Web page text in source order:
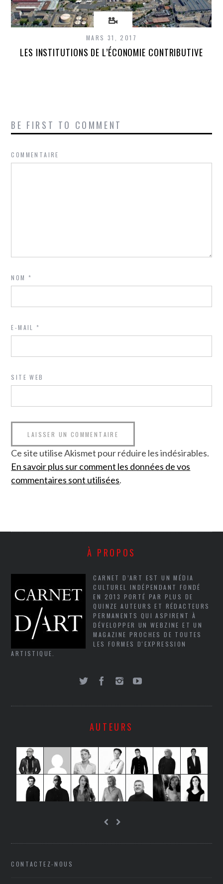
MARS 31, 2017
LES INSTITUTIONS DE L’ÉCONOMIE CONTRIBUTIVE
BE FIRST TO COMMENT
COMMENTAIRE
NOM*
E-MAIL*
SITE WEB
Ce site utilise Akismet pour réduire les indésirables.
En savoir plus sur comment les données de vos
commentaires sont utilisées.
À PROPOS
CARNET D’ART EST UN MÉDIA
CULTUREL INDÉPENDANT FONDÉ
EN 2013 PORTÉ PAR PLUS DE
QUINZE AUTEURS ET RÉDACTEURS
PERMANENTS QUI ASPIRENT À
DÉVELOPPER UN WEBZINE ET UN
MAGAZINE PROCHES DE TOUTES
LES FORMES D'EXPRESSION
ARTISTIQUE.
AUTEURS
CONTACTEZ-NOUS